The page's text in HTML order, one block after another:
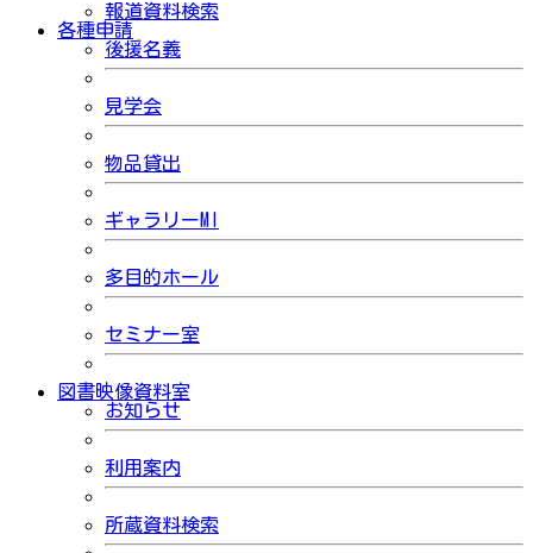
報道資料検索
各種申請
後援名義
見学会
物品貸出
ギャラリーMI
多目的ホール
セミナー室
図書映像資料室
お知らせ
利用案内
所蔵資料検索